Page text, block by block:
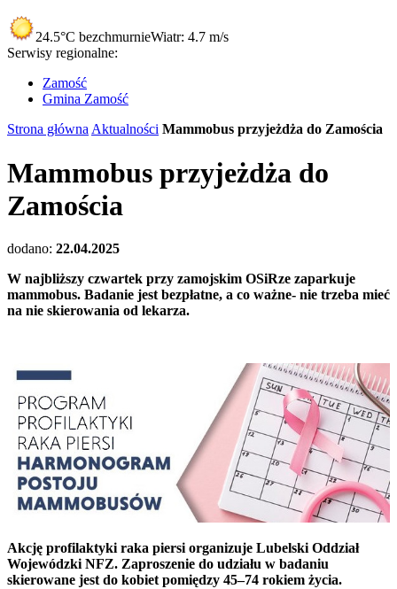
24.5°C bezchmurnieWiatr: 4.7 m/s
Serwisy regionalne:
Zamość
Gmina Zamość
Strona główna Aktualności Mammobus przyjeżdża do Zamościa
Mammobus przyjeżdża do
Zamościa
dodano: 22.04.2025
W najbliższy czwartek przy zamojskim OSiRze zaparkuje
mammobus. Badanie jest bezpłatne, a co ważne- nie trzeba mieć
na nie skierowania od lekarza.
Akcję profilaktyki raka piersi organizuje Lubelski Oddział
Wojewódzki NFZ. Zaproszenie do udziału w badaniu
skierowane jest do kobiet pomiędzy 45–74 rokiem życia.